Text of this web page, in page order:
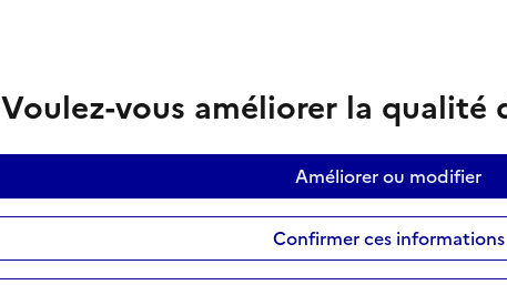
Voulez-vous améliorer la qualité
Améliorer ou modifier
Confirmer ces informations